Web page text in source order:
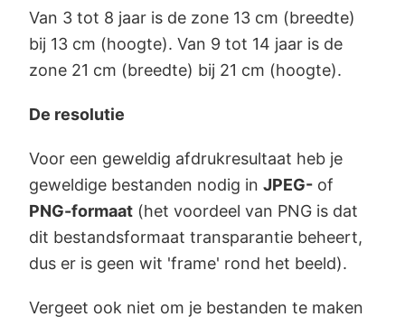
Van 3 tot 8 jaar is de zone 13 cm (breedte)
bij 13 cm (hoogte). Van 9 tot 14 jaar is de
zone 21 cm (breedte) bij 21 cm (hoogte).
De resolutie
Voor een geweldig afdrukresultaat heb je
geweldige bestanden nodig in JPEG- of
PNG-formaat (het voordeel van PNG is dat
dit bestandsformaat transparantie beheert,
dus er is geen wit 'frame' rond het beeld).
Vergeet ook niet om je bestanden te maken